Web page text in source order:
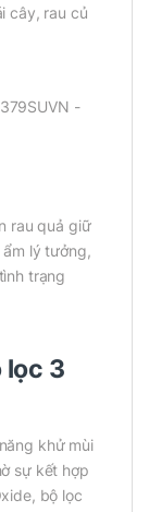
cây, rau củ
rau quả giữ
lý tưởng,
trạng
lọc 3
khử mùi
sự kết hợp
bộ lọc